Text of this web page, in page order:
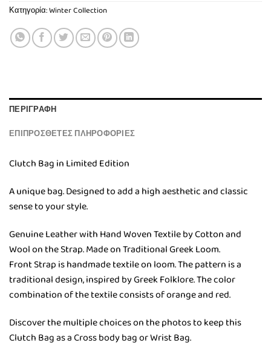
Κατηγορία:Winter Collection
ΠΕΡΙΓΡΑΦΉ
ΕΠΙΠΡΌΣΘΕΤΕΣ ΠΛΗΡΟΦΟΡΊΕΣ
Clutch Bag in Limited Edition
A unique bag. Designed to add a high aesthetic and classic
sense to your style.
Genuine Leather with Hand Woven Textile by Cotton and
Wool on the Strap. Made on Traditional Greek Loom.
Front Strap is handmade textile on loom. The pattern is a
traditional design, inspired by Greek Folklore. The color
combination of the textile consists of orange and red.
Discover the multiple choices on the photos to keep this
Clutch Bag as a Cross body bag or Wrist Bag.